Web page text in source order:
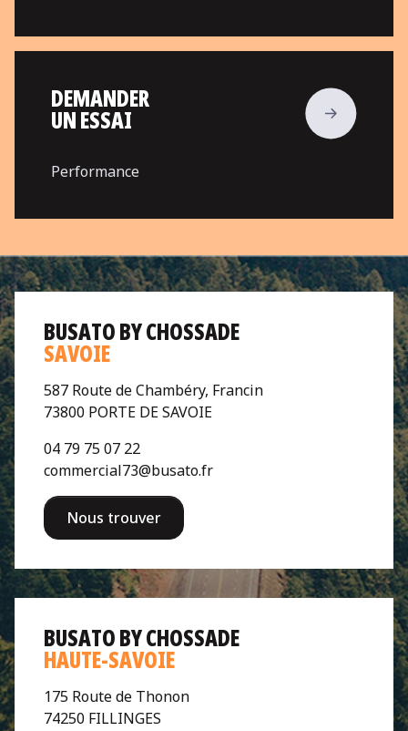
DEMANDER
UN ESSAI
Performance
BUSATO BY CHOSSADE
SAVOIE
587 Route de Chambéry, Francin
73800 PORTE DE SAVOIE
04 79 75 07 22
commercial73@busato.fr
Nous trouver
BUSATO BY CHOSSADE
HAUTE-SAVOIE
175 Route de Thonon
74250 FILLINGES